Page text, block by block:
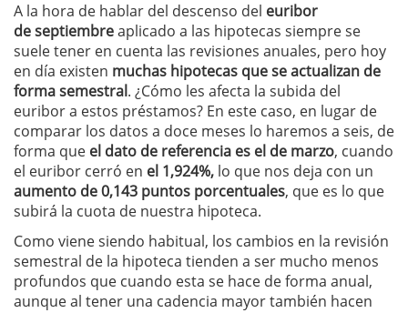
A la hora de hablar del descenso del euribor
de septiembreaplicado a las hipotecas siempre se
suele tener en cuenta las revisiones anuales, pero hoy
en día existen muchas hipotecas que se actualizan de
forma semestral. ¿Cómo les afecta la subida del
euribor a estos préstamos? En este caso, en lugar de
comparar los datos a doce meses lo haremos a seis, de
forma que el dato de referencia es el de marzo, cuando
el euribor cerró en el 1,924%, lo que nos deja con un
aumento de 0,143 puntos porcentuales, que es lo que
subirá la cuota de nuestra hipoteca.
Como viene siendo habitual, los cambios en la revisión
semestral de la hipoteca tienden a ser mucho menos
profundos que cuando esta se hace de forma anual,
aunque al tener una cadencia mayor también hacen